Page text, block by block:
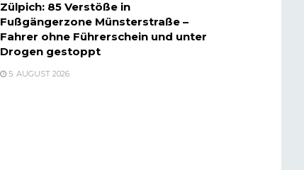
Zülpich: 85 Verstöße in
Fußgängerzone Münsterstraße –
Fahrer ohne Führerschein und unter
Drogen gestoppt
5. AUGUST 2026